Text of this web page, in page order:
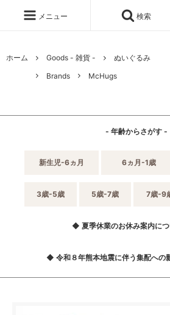
メニュー 検索
ホーム Goods - 雑貨 -
ぬいぐるみ
Brands
McHugs
- 年齢からさがす -
新生児-6ヵ月 6ヵ月-1歳
3歳-5歳 5歳-7歳 7歳-9
◆ 夏季休業のお休み案内に
◆ 令和８年熊本地震に伴う集配への